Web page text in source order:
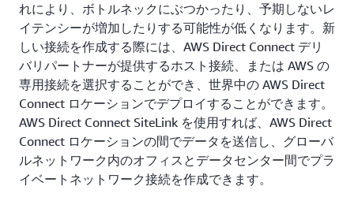
れにより、ボトルネックにぶつかったり、予期しないレ
イテンシーが増加したりする可能性が低くなります。新
しい接続を作成する際には、AWS Direct Connect デリ
バリパートナーが提供するホスト接続、または AWS の
専用接続を選択することができ、世界中の AWS Direct
Connect ロケーションでデプロイすることができます。
AWS Direct Connect SiteLink を使用すれば、AWS Direct
Connect ロケーションの間でデータを送信し、グローバ
ルネットワーク内のオフィスとデータセンター間でプラ
イベートネットワーク接続を作成できます。